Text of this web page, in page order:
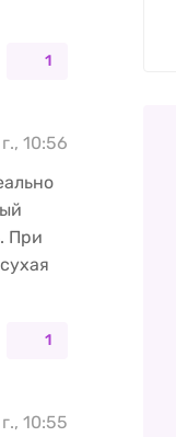
1
10:56
При
1
10:55